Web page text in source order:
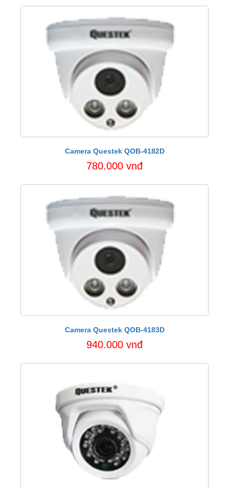
Camera Questek QOB-4182D
780.000 vnđ
Camera Questek QOB-4183D
940.000 vnđ